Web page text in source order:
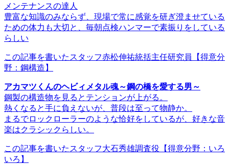
メンテナンスの達人
豊富な知識のみならず、現場で常に感覚を研ぎ澄ませている
ための体力も大切と、毎朝点検ハンマーで素振りをしている
らしい
この記事を書いたスタッフ赤松伸祐統括主任研究員
【得意分
野：鋼構造】
アカマツくんのヘビィメタル魂～鋼の橋を愛する男～
鋼製の構造物を見るとテンションが上がる。
熱くなると手に負えないが、普段は至って物静か。
まるでロックローラーのような恰好をしているが、好きな音
楽はクラシックらしい。
この記事を書いたスタッフ大石秀雄調査役 【得意分野：いろ
いろ】